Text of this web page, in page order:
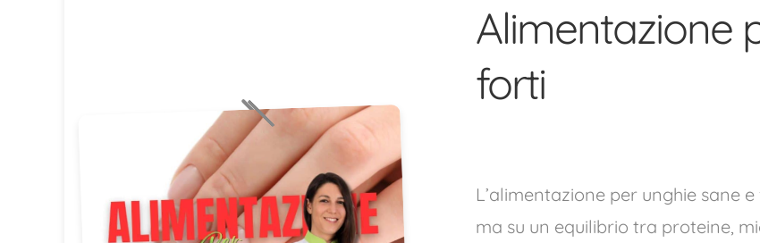
Alimentazione
forti
L’alimentazione per unghie sane
ma su un equilibrio tra proteine,